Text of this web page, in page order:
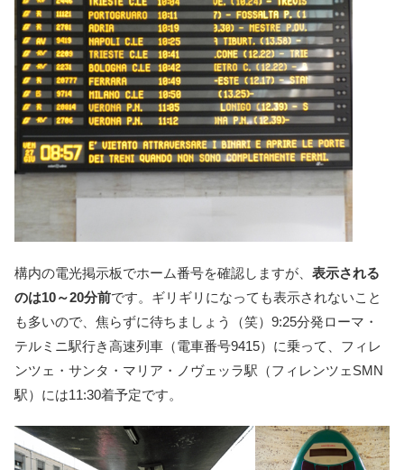
構内の電光掲示板でホーム番号を確認しますが、 表示される
のは10～20分前です。ギリギリになっても表示されないこと
も多いので、焦らずに待ちましょう（笑）9:25分発ローマ・
テルミニ駅行き高速列車（電車番号9415）に乗って、フィレ
ンツェ・サンタ・マリア・ノヴェッラ駅（フィレンツェSMN
駅）には11:30着予定です。